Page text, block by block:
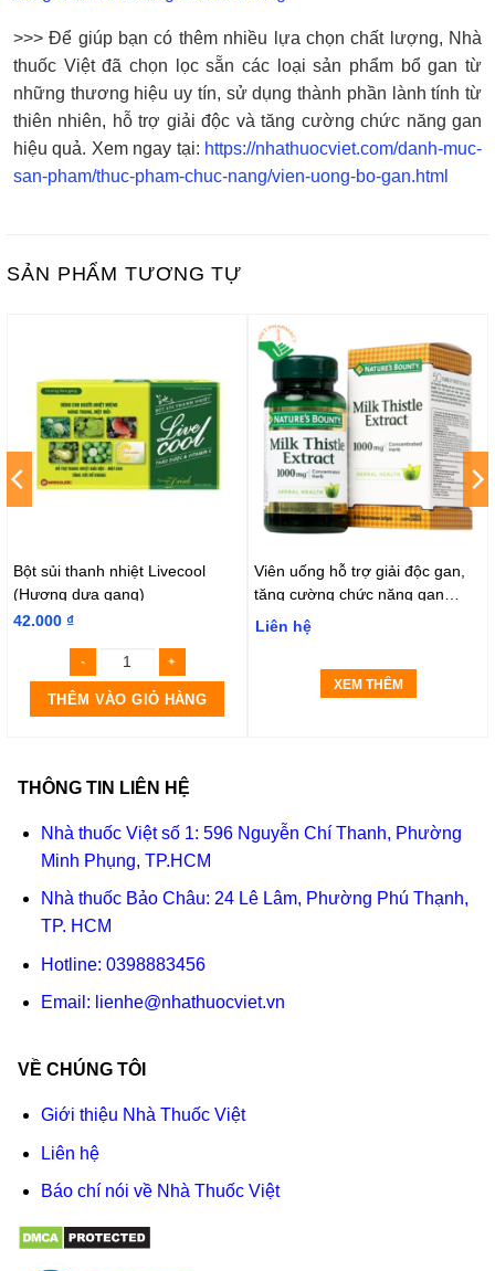
>>> Để giúp bạn có thêm nhiều lựa chọn chất lượng, Nhà
thuốc Việt đã chọn lọc sẵn các loại sản phẩm bổ gan từ
những thương hiệu uy tín, sử dụng thành phần lành tính từ
thiên nhiên, hỗ trợ giải độc và tăng cường chức năng gan
hiệu quả. Xem ngay tại: https://nhathuocviet.com/danh-muc-
san-pham/thuc-pham-chuc-nang/vien-uong-bo-gan.html
SẢN PHẨM TƯƠNG TỰ
Bột sủi thanh nhiệt Livecool
(Hương dưa gang)
42.000 ₫
THÊM VÀO GIỎ HÀNG
Viên uống hỗ trợ giải độc gan,
tăng cường chức năng gan
Nature’s Bounty Milk Thistle
1000mg (hộp 50 viên)
Liên hệ
XEM THÊM
THÔNG TIN LIÊN HỆ
Nhà thuốc Việt số 1: 596 Nguyễn Chí Thanh, Phường
Minh Phụng, TP.HCM
Nhà thuốc Bảo Châu: 24 Lê Lâm, Phường Phú Thạnh,
TP. HCM
Hotline: 0398883456
Email: lienhe@nhathuocviet.vn
VỀ CHÚNG TÔI
Giới thiệu Nhà Thuốc Việt
Liên hệ
Báo chí nói về Nhà Thuốc Việt